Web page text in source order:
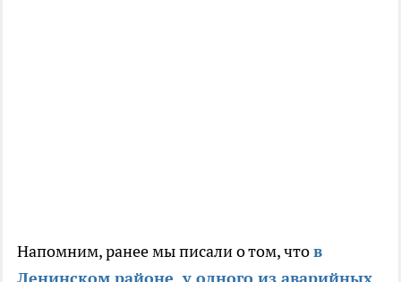
Напомним, ранее мы писали о том, чтов